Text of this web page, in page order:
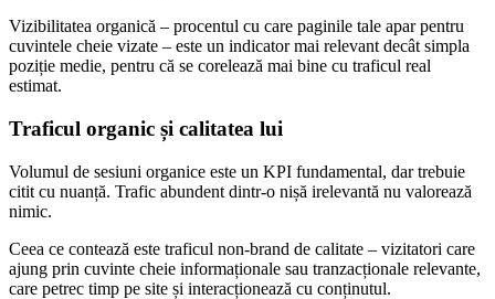
Vizibilitatea organică – procentul cu care paginile tale apar pentru
cuvintele cheie vizate – este un indicator mai relevant decât simpla
poziție medie, pentru că se corelează mai bine cu traficul real
estimat.
Traficul organic și calitatea lui
Volumul de sesiuni organice este un KPI fundamental, dar trebuie
citit cu nuanță. Trafic abundent dintr-o nișă irelevantă nu valorează
nimic.
Ceea ce contează este traficul non-brand de calitate – vizitatori care
ajung prin cuvinte cheie informaționale sau tranzacționale relevante,
care petrec timp pe site și interacționează cu conținutul.